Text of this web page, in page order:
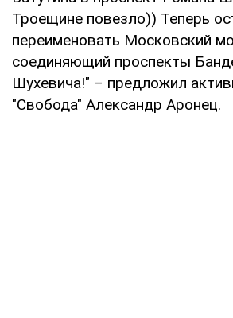
Троещине повезло)) Теперь
переименовать Московский
соединяющий проспекты
Шухевича!" – предложил
"Свобода" Александр Аронец.